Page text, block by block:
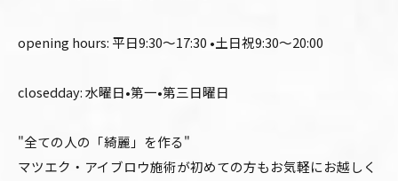
opening hours: 平日9:30〜17:30 •土日祝9:30〜20:00
closedday: 水曜日•第一•第三日曜日
"全ての人の「綺麗」を作る"
マツエク・アイブロウ施術が初めての方もお気軽にお越しく